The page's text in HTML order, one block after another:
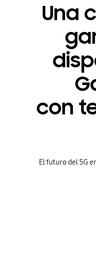
Una
con
El futuro del 5G